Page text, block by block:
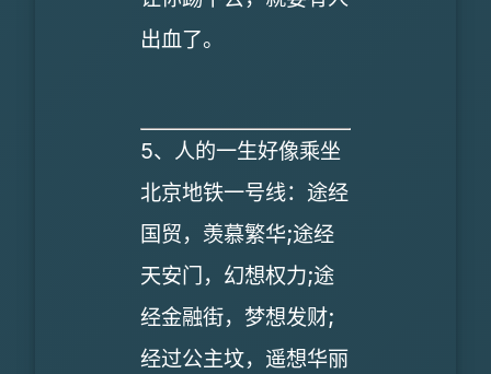
出血了。
5、人的一生好像乘坐
北京地铁一号线：途经
国贸，羡慕繁华;途经
天安门，幻想权力;途
经金融街，梦想发财;
经过公主坟，遥想华丽